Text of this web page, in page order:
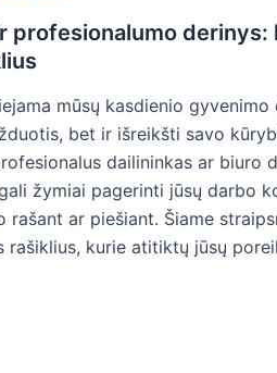
profesionalumo derinys:
mūsų kasdienio
bet ir išreikšti savo
dailininkas ar biuro
žymiai pagerinti jūsų darbo
rašant ar piešiant. Šiame
rašiklius, kurie atitiktų jūsų